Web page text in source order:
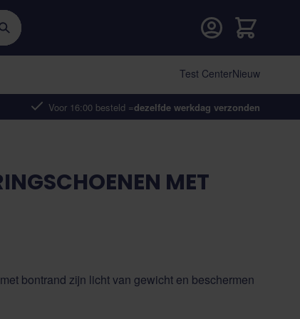
Voor 16:00 besteld =dezelfde werkdag verzonden
Cart
Test CenterNieuw
MET
bontrand zijn licht van gewicht en beschermen